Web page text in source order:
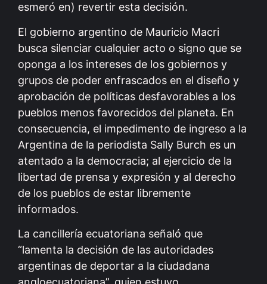
esmeró en) revertir esta decisión.
El gobierno argentino de Mauricio Macri
busca silenciar cualquier acto o signo que se
oponga a los intereses de los gobiernos y
grupos de poder enfrascados en el diseño y
aprobación de políticas desfavorables a los
pueblos menos favorecidos del planeta. En
consecuencia, el impedimento de ingreso a la
Argentina de la periodista Sally Burch es un
atentado a la democracia; al ejercicio de la
libertad de prensa y expresión y al derecho
de los pueblos de estar libremente
informados.
La cancillería ecuatoriana señaló que
“lamenta la decisión de las autoridades
argentinas de deportar a la ciudadana